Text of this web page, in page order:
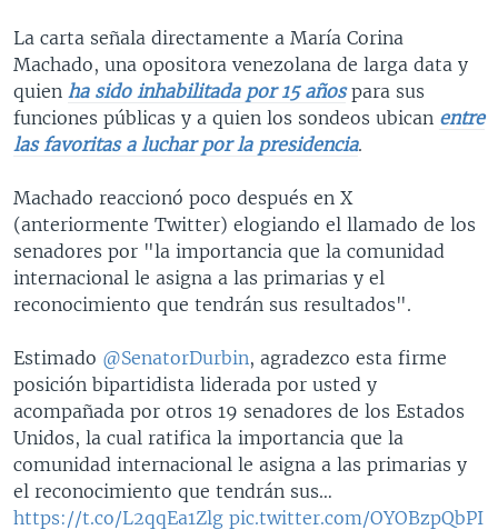
La carta señala directamente a María Corina
Machado, una opositora venezolana de larga data y
quien ha sido inhabilitada por 15 añospara sus
funciones públicas y a quien los sondeos ubican entre
las favoritas a luchar por la presidencia.
Machado reaccionó poco después en X
(anteriormente Twitter) elogiando el llamado de los
senadores por "la importancia que la comunidad
internacional le asigna a las primarias y el
reconocimiento que tendrán sus resultados".
Estimado @SenatorDurbin, agradezco esta firme
posición bipartidista liderada por usted y
acompañada por otros 19 senadores de los Estados
Unidos, la cual ratifica la importancia que la
comunidad internacional le asigna a las primarias y
el reconocimiento que tendrán sus…
https://t.co/L2qqEa1Zlg pic.twitter.com/OYOBzpQbPI